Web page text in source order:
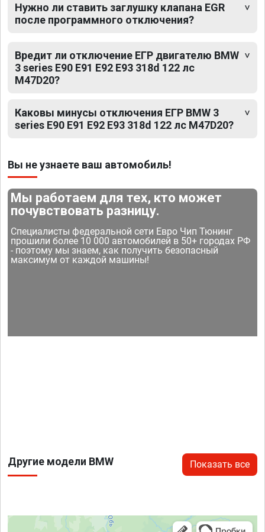
Нужно ли ставить заглушку клапана EGR
после программного отключения?
Вредит ли отключение ЕГР двигателю BMW
3 series E90 E91 E92 E93 318d 122 лс
M47D20?
Каковы минусы отключения ЕГР BMW 3
series E90 E91 E92 E93 318d 122 лс M47D20?
Вы не узнаете ваш автомобиль!
Мы работаем для тех, кто может
почувствовать разницу.
Специалисты федеральной сети Евро Чип Тюнинг
прошили более 10 000 автомобилей в 50+ городах РФ
- поэтому мы знаем, как получить безопасный
максимум от каждой машины!
Другие модели BMW Показать все